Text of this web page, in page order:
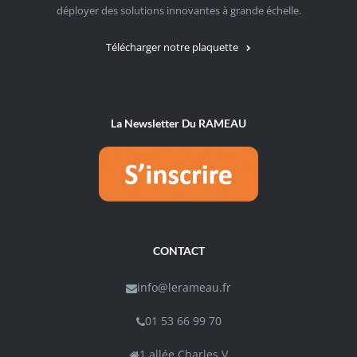
déployer des solutions innovantes à grande échelle.
Télécharger notre plaquette
La Newsletter Du RAMEAU
CONTACT
info@lerameau.fr
01 53 66 99 70
1 allée Charles V